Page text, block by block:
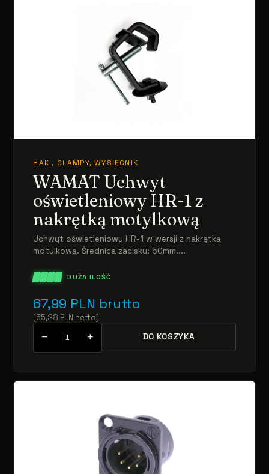
HAKI, CLAMPY, WYSIĘGNIKI
WAMAT Uchwyt
oświetleniowy HR-1 z
nakrętką motylkową
Uchwyt oświetleniowy HR-1 w wersji z nakrętką
motylkową. Średnica zacisku: 50mm....
DUŻA ILOŚĆ
67,99 PLN brutto
(55,28 PLN netto)
− + DO KOSZYKA